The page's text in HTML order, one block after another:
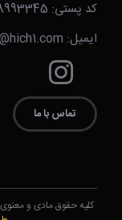
کد پستی: 1998993345
ایمیل: info@hich1.com
تماس با ما
کلیه حقوق مادی و